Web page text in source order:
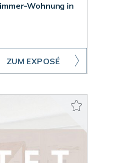
Wohnung in
ZUM EXPOSÉ